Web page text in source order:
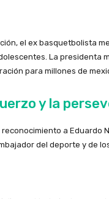
el ex basquetbolista
La presidenta
para millones de
y la
a Eduardo
del deporte y de